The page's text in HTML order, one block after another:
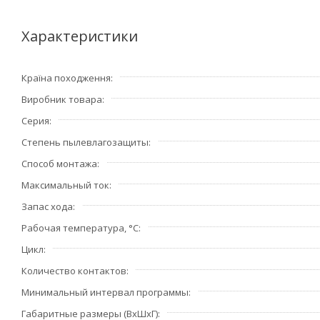
Заданные программы управления рассчитаны на
Характеристики
Країна походження
Виробник товара
Серия
Степень пылевлагозащиты
Способ монтажа
Максимальный ток
Запас хода
Рабочая температура, °С
Цикл
Количество контактов
Минимальный интервал программы
Габаритные размеры (ВхШхГ)